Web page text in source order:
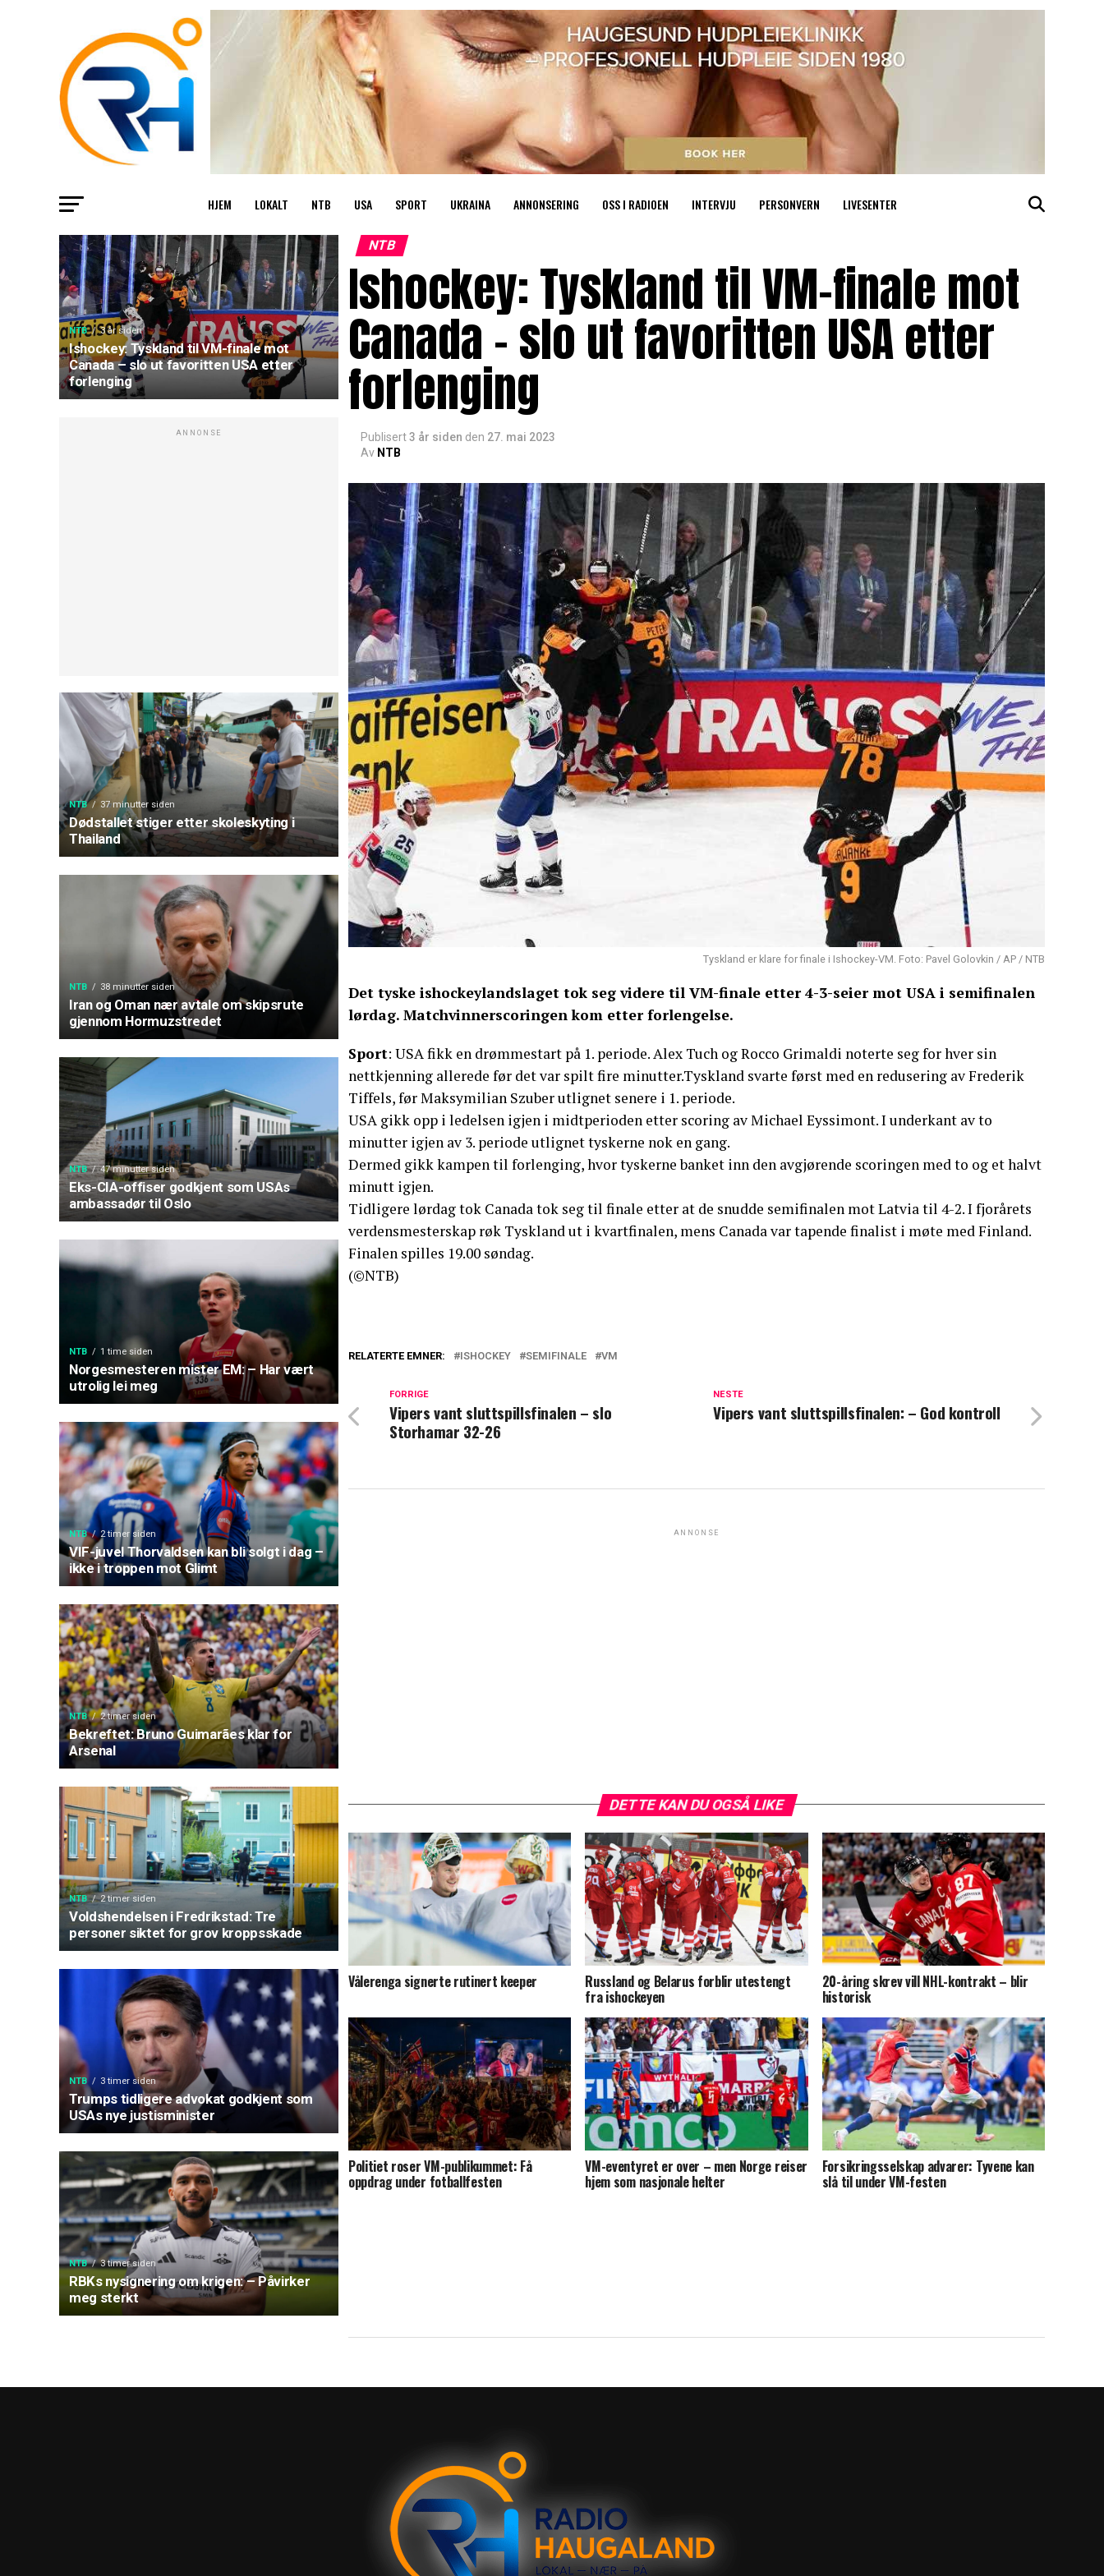
HJEM LOKALT NTB USA SPORT UKRAINA ANNONSERING OSS I RADIOEN INTERVJU PERSONVERN LIVESENTER
NTB 3 år siden
Ishockey: Tyskland til VM-finale mot
Canada – slo ut favoritten USA etter
forlenging
ANNONSE
NTB 37 minutter siden
Dødstallet stiger etter skoleskyting i
Thailand
NTB 38 minutter siden
Iran og Oman nær avtale om skipsrute
gjennom Hormuzstredet
NTB 47 minutter siden
Eks-CIA-offiser godkjent som USAs
ambassadør til Oslo
NTB 1 time siden
Norgesmesteren mister EM: – Har vært
utrolig lei meg
NTB 2 timer siden
VIF-juvel Thorvaldsen kan bli solgt i dag –
ikke i troppen mot Glimt
NTB 2 timer siden
Bekreftet: Bruno Guimarães klar for
Arsenal
NTB 2 timer siden
Voldshendelsen i Fredrikstad: Tre
personer siktet for grov kroppsskade
NTB 3 timer siden
Trumps tidligere advokat godkjent som
USAs nye justisminister
NTB 3 timer siden
RBKs nysignering om krigen: – Påvirker
meg sterkt
NTB
Ishockey: Tyskland til VM-finale mot
Canada – slo ut favoritten USA etter
forlenging
Publisert3 år siden den 27. mai 2023
Av NTB
Tyskland er klare for finale i Ishockey-VM. Foto: Pavel Golovkin / AP / NTB
Det tyske ishockeylandslaget tok seg videre til VM-finale etter 4-3-seier mot USA i semifinalen
lørdag. Matchvinnerscoringen kom etter forlengelse.
Sport: USA fikk en drømmestart på 1. periode. Alex Tuch og Rocco Grimaldi noterte seg for hver sin
nettkjenning allerede før det var spilt fire minutter.Tyskland svarte først med en redusering av Frederik
Tiffels, før Maksymilian Szuber utlignet senere i 1. periode.
USA gikk opp i ledelsen igjen i midtperioden etter scoring av Michael Eyssimont. I underkant av to
minutter igjen av 3. periode utlignet tyskerne nok en gang.
Dermed gikk kampen til forlenging, hvor tyskerne banket inn den avgjørende scoringen med to og et halvt
minutt igjen.
Tidligere lørdag tok Canada tok seg til finale etter at de snudde semifinalen mot Latvia til 4-2. I fjorårets
verdensmesterskap røk Tyskland ut i kvartfinalen, mens Canada var tapende finalist i møte med Finland.
Finalen spilles 19.00 søndag.
(©NTB)
RELATERTE EMNER: ISHOCKEY SEMIFINALE VM
NESTE
Vipers vant sluttspillsfinalen: – God kontroll
FORRIGE
Vipers vant sluttspillsfinalen – slo
Storhamar 32-26
ANNONSE
DETTE KAN DU OGSÅ LIKE
Vålerenga signerte rutinert keeper Russland og Belarus forblir utestengt
fra ishockeyen
20-åring skrev vill NHL-kontrakt – blir
historisk
Politiet roser VM-publikummet: Få
oppdrag under fotballfesten
VM-eventyret er over – men Norge reiser
hjem som nasjonale helter
Forsikringsselskap advarer: Tyvene kan
slå til under VM-festen